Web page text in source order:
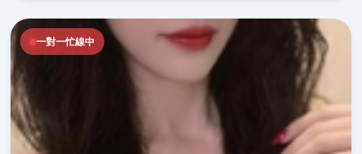
一對一忙線中